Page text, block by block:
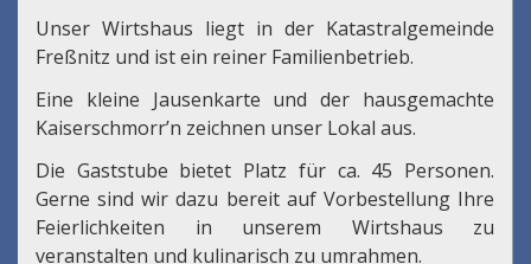
Unser Wirtshaus liegt in der Katastralgemeinde
Freßnitz und ist ein reiner Familienbetrieb.
Eine kleine Jausenkarte und der hausgemachte
Kaiserschmorr’n zeichnen unser Lokal aus.
Die Gaststube bietet Platz für ca. 45 Personen.
Gerne sind wir dazu bereit auf Vorbestellung Ihre
Feierlichkeiten in unserem Wirtshaus zu
veranstalten und kulinarisch zu umrahmen.